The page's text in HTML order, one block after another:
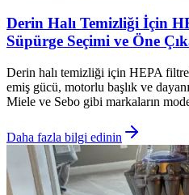
Derin Halı Temizliği İçin
Süpürge Seçimi ve Öne
Derin halı temizliği için HEPA
emiş gücü, motorlu başlık ve
Miele ve Sebo gibi markaların
Daha fazla bilgi edinin